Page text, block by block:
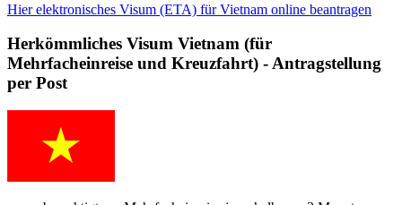
Hier elektronisches Visum (ETA) für Vietnam online beantragen
Herkömmliches Visum Vietnam (für
Mehrfacheinreise und Kreuzfahrt) - Antragstellung
per Post